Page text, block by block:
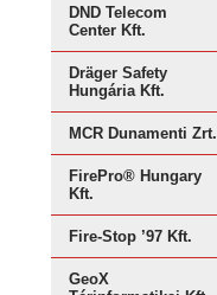
DND Telecom
Center Kft.
Dräger Safety
Hungária Kft.
MCR Dunamenti Zrt.
FirePro® Hungary
Kft.
Fire-Stop ’97 Kft.
GeoX